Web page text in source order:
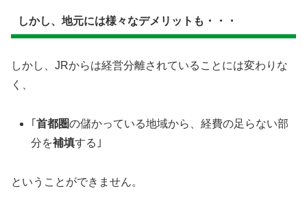
しかし、地元には様々なデメリットも・・・
しかし、JRからは経営分離されていることには変わりな
く、
｢首都圏の儲かっている地域から、経費の足らない部
分を補填する｣
ということができません。